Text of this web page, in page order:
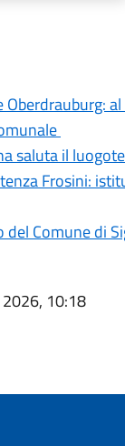
saluta il
Frosini:
Comune di
10:18